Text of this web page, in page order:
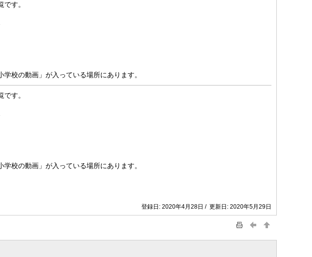
す。
学校の動画」が入っている場所にあります。
す。
学校の動画」が入っている場所にあります。
登録日: 2020年4月28日 / 更新日: 2020年5月29日